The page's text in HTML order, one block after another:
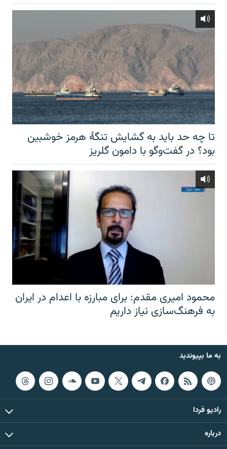
تا چه حد باید به گشایش تنگهٔ هرمز خوشبین
بود؟ در گفت‌وگو با دامون گلریز
محمود امیری مقدم: برای مبارزه با اعدام در ایران
به فرهنگ‌سازی نیاز داریم
به ما بپیوندید
رادیو فردا
درباره